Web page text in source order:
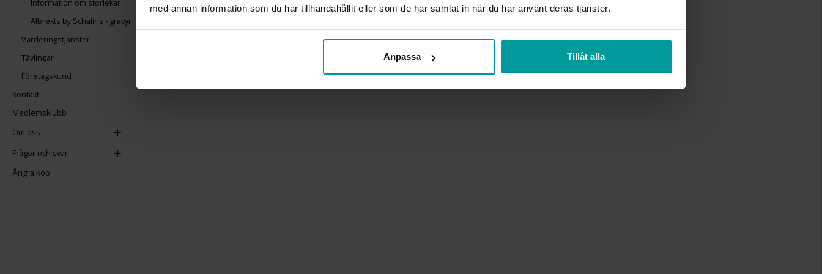
med annan information som du har tillhandahållit eller som de har samlat in när du har använt deras tjänster.
Anpassa Tillåt alla
Information om storlekar
Albrekts by Schalins - gravyr
Värderingstjänster
Tävlingar
Företagskund
Kontakt
Medlemsklubb
Om oss
Frågor och svar
Ångra Köp
Månadsstenar följer månad för månad medan stjärnteckens ädelstenar överlappar månaderna.